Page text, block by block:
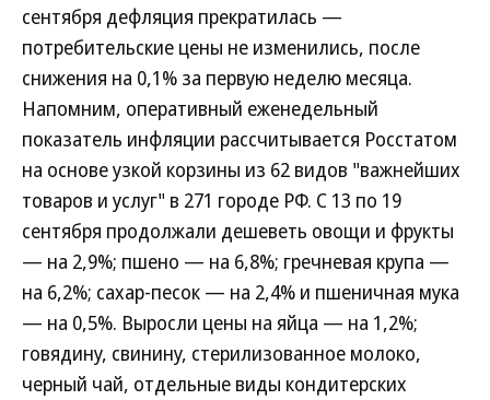
сентября дефляция прекратилась —
потребительские цены не изменились, после
снижения на 0,1% за первую неделю месяца.
Напомним, оперативный еженедельный
показатель инфляции рассчитывается Росстатом
на основе узкой корзины из 62 видов "важнейших
товаров и услуг" в 271 городе РФ. С 13 по 19
сентября продолжали дешеветь овощи и фрукты
— на 2,9%; пшено — на 6,8%; гречневая крупа —
на 6,2%; сахар-песок — на 2,4% и пшеничная мука
— на 0,5%. Выросли цены на яйца — на 1,2%;
говядину, свинину, стерилизованное молоко,
черный чай, отдельные виды кондитерских